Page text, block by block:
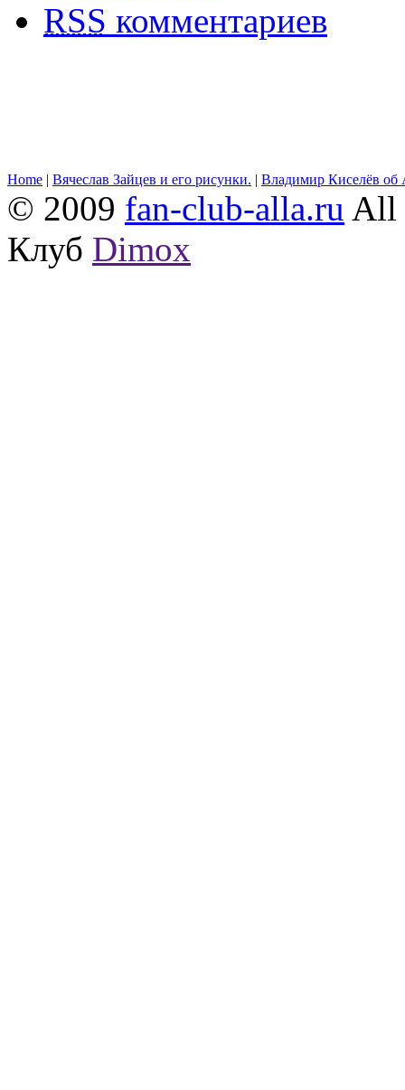
RSS комментариев
Home | Вячеслав Зайцев и его рисунки. | Владимир Киселёв об
© 2009 fan-club-alla.ru All
Клуб Dimox